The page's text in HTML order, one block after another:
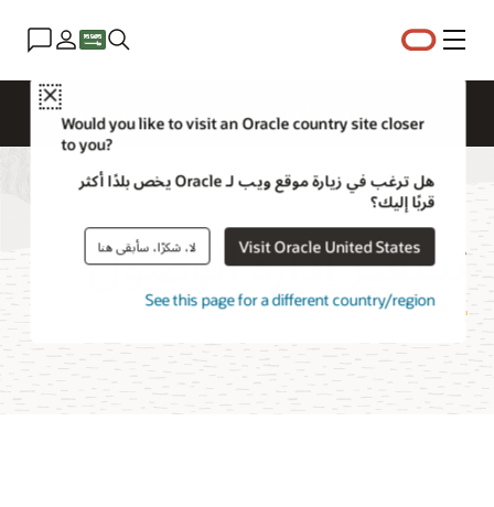
القائمة
Close
Would you like to visit an Oracle country site closer
to you?
هل ترغب في زيارة موقع ويب لـ Oracle يخص بلدًا أكثر
قربًا إليك؟
Visit Oracle United States لا، شكرًا، سأبقى هنا
See this page for a different country/region
الوثائق
تسعير إدارة الوصول